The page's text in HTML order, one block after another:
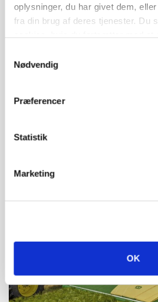
oplysninger, du har givet dem,
fra din brug af deres tjenester. Du
Nødvendig
Præferencer
Statistik
Marketing
OK
32.500 stipladser skifter